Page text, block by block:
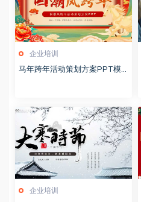
企业培训
马年跨年活动策划方案PPT模
企业培训